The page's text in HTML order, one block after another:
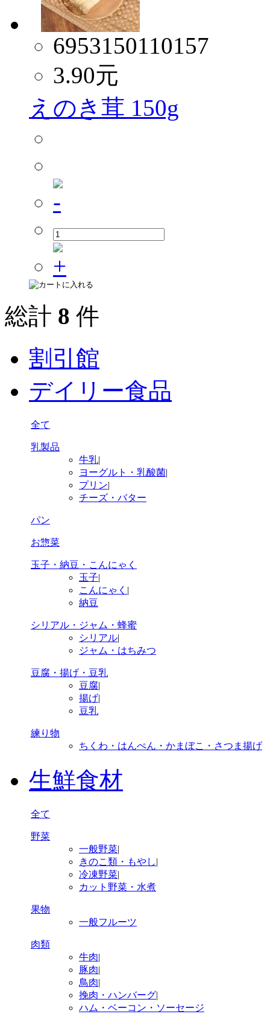
6953150110157
3.90元
えのき茸 150g
総計 8 件
割引館
デイリー食品
全て
乳製品
牛乳|
ヨーグルト・乳酸菌|
プリン|
チーズ・バター
パン
お惣菜
玉子・納豆・こんにゃく
玉子|
こんにゃく |
納豆
シリアル・ジャム・蜂蜜
シリアル|
ジャム・はちみつ
豆腐・揚げ・豆乳
豆腐|
揚げ|
豆乳
練り物
ちくわ・はんぺん・かまぼこ・さつま揚げ
生鮮食材
全て
野菜
一般野菜|
きのこ類・もやし|
冷凍野菜|
カット野菜・水煮
果物
一般フルーツ
肉類
牛肉|
豚肉|
鳥肉|
挽肉・ハンバーグ|
ハム・ベーコン・ソーセージ